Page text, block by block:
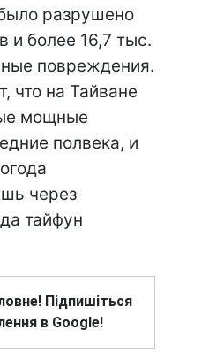
разрушено
и более 16,7 тыс.
повреждения.
что на Тайване
мощные
полвека, и
через
тайфун
Підпишіться
в Google!